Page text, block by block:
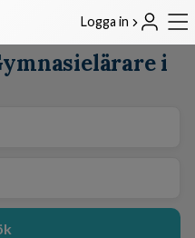
Logga in
i